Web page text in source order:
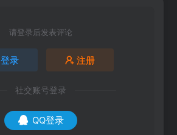
请登录后发表评论
登录 注册
社交账号登录
QQ登录